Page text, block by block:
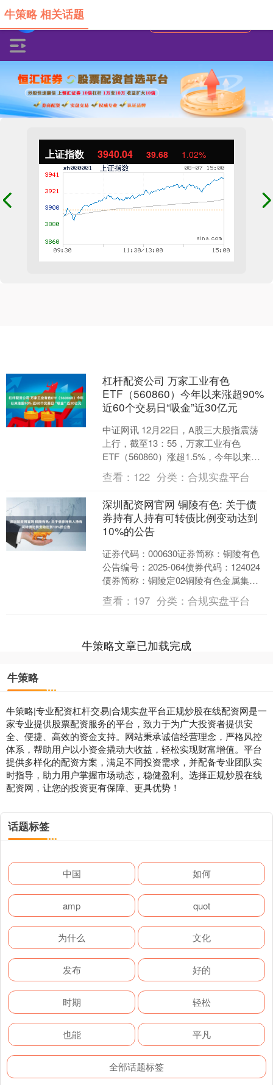
上证指数 3940.04 39.68 1.02%
牛策略 相关话题
杠杆配资公司 万家工业有色
ETF（560860）今年以来涨超90%
近60个交易日“吸金”近30亿元
中证网讯 12月22日，A股三大股指震荡
上行，截至13：55，万家工业有色
ETF（560860）涨超1.5%，今年以来涨
超90%，指数成分股白银有色涨停，中钨
高....
查看： 122 分类：合规实盘平台
深圳配资网官网 铜陵有色: 关于债
券持有人持有可转债比例变动达到
10%的公告
证券代码：000630证券简称：铜陵有色
公告编号：2025-064债券代码：124024
债券简称：铜陵定02铜陵有色金属集团
股份有限公司关于债券持有人持有可转
债....
查看： 197 分类：合规实盘平台
牛策略文章已加载完成
牛策略
牛策略|专业配资杠杆交易|合规实盘平台正规炒股在线配资网是一
家专业提供股票配资服务的平台，致力于为广大投资者提供安
全、便捷、高效的资金支持。网站秉承诚信经营理念，严格风控
体系，帮助用户以小资金撬动大收益，轻松实现财富增值。平台
提供多样化的配资方案，满足不同投资需求，并配备专业团队实
时指导，助力用户掌握市场动态，稳健盈利。选择正规炒股在线
配资网，让您的投资更有保障、更具优势！
话题标签
中国 如何
amp quot
为什么 文化
发布 好的
时期 轻松
也能 平凡
全部话题标签